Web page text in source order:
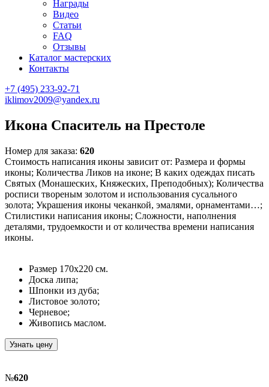
Награды
Видео
Статьи
FAQ
Отзывы
Каталог мастерских
Контакты
+7 (495) 233-92-71
iklimov2009@yandex.ru
Икона Спаситель на Престоле
Номер для заказа: 620
Стоимость написания иконы зависит от: Размера и формы
иконы; Количества Ликов на иконе; В каких одеждах писать
Святых (Монашеских, Княжеских, Преподобных); Количества
росписи твореным золотом и использования сусального
золота; Украшения иконы чеканкой, эмалями, орнаментами…;
Стилистики написания иконы; Сложности, наполнения
деталями, трудоемкости и от количества времени написания
иконы.
Размер 170х220 см.
Доска липа;
Шпонки из дуба;
Листовое золото;
Черневое;
Живопись маслом.
Узнать цену
№620